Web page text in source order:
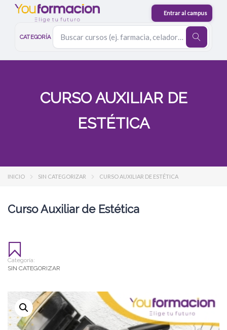
CATEGORÍA
CURSO AUXILIAR DE
ESTÉTICA
INICIO SIN CATEGORIZAR CURSO AUXILIAR DE ESTÉTICA
Curso Auxiliar de Estética
Categoría:
SIN CATEGORIZAR